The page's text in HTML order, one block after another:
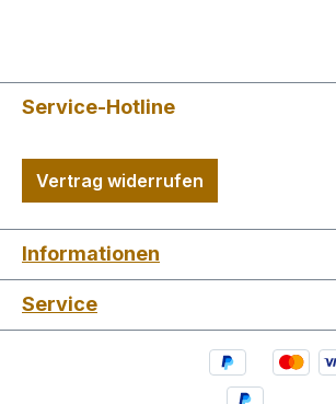
Service-Hotline
Vertrag widerrufen
Informationen
Service